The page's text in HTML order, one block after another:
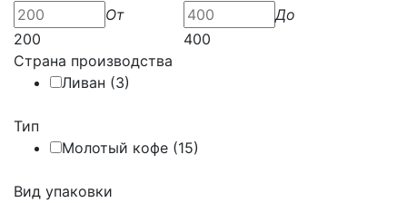
От
До
200
400
Страна производства
Ливан (3)
Тип
Молотый кофе (15)
Вид упаковки